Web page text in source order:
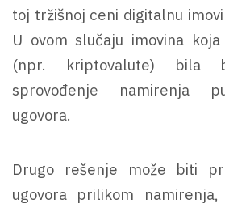
toj tržišnoj ceni digitalnu
U ovom slučaju imovina
(npr. kriptovalute) bila
sprovođenje namirenja
ugovora.
Drugo rešenje može biti
ugovora prilikom